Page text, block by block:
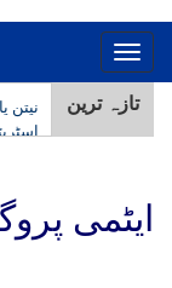
Toggle
navigation
تازہ ترین
نیتن
ایٹمی